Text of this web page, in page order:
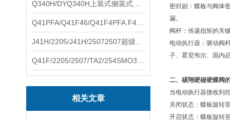
相关文章
密封副：蝶板与阀体
漏。
阀杆：传递扭矩的关
电动执行器：驱动阀
子、霍尼韦尔、国内
二、硕翔硬碰硬蝶阀
当电动执行器接收到
关闭状态：蝶板旋转
开启状态：蝶板旋转